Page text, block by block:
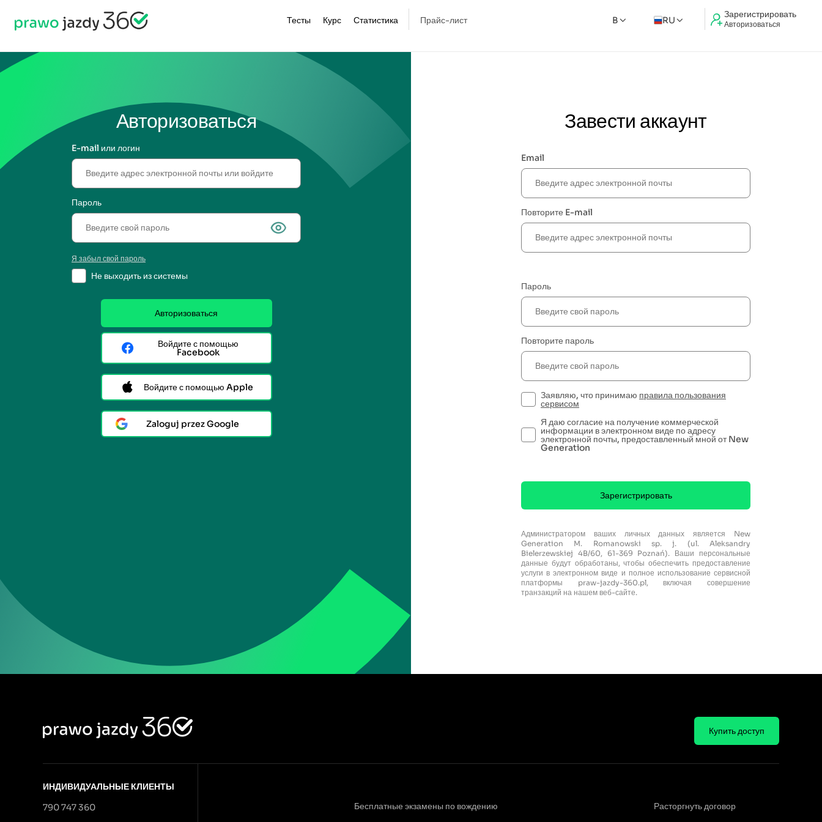
Зарегистрировать
Авторизоваться
RU
Тесты Курс Статистика Прайс-лист B
Авторизоваться
E-mail или логин
Пароль
Я забыл свой пароль
Не выходить из системы
Авторизоваться
Войдите с помощью
Facebook
Войдите с помощью Apple
Zaloguj przez Google
Завести аккаунт
Email
Повторите E-mail
Пароль
Повторите пароль
Заявляю, что принимаю правила пользования
сервисом
Я даю согласие на получение коммерческой
информации в электронном виде по адресу
электронной почты, предоставленный мной от New
Generation
Зарегистрировать
Администратором ваших личных данных является New
Generation M. Romanowski sp. j. (ul. Aleksandry
Bielerzewskiej 4B/60, 61-369 Poznań). Ваши персональные
данные будут обработаны, чтобы обеспечить предоставление
услуги в электронном виде и полное использование сервисной
платформы praw-jazdy-360.pl, включая совершение
транзакций на нашем веб-сайте.
Купить доступ
ИНДИВИДУАЛЬНЫЕ КЛИЕНТЫ
790 747 360
Бесплатные экзамены по вождению
Расторгнуть договор